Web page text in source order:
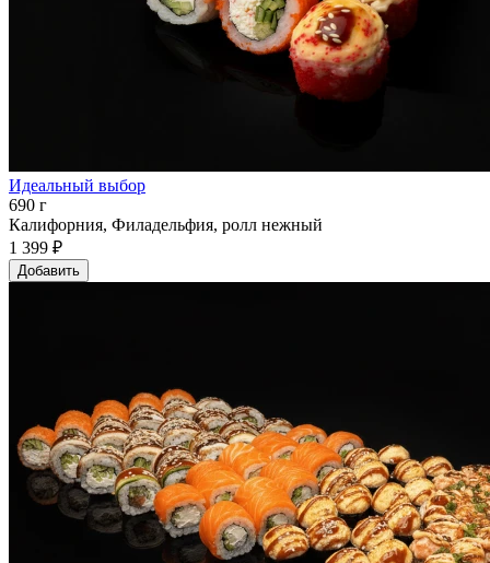
Идеальный выбор
690 г
Калифорния, Филадельфия, ролл нежный
1 399 ₽
Добавить